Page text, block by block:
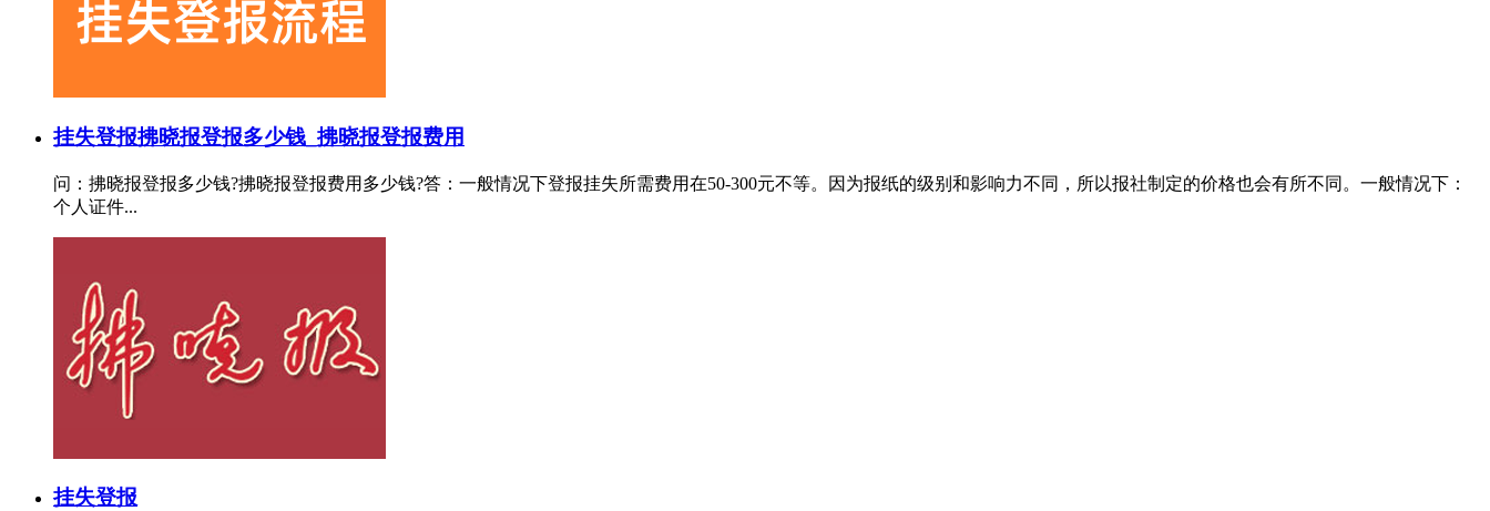
挂失登报拂晓报登报多少钱_拂晓报登报费用
问：拂晓报登报多少钱?拂晓报登报费用多少钱?答：一般情况下登报挂失所需费用在50-300元不等。因为报纸的级别和影响力不同，所以报社制定的价格也会有所不同。一般情况下：
个人证件...
挂失登报